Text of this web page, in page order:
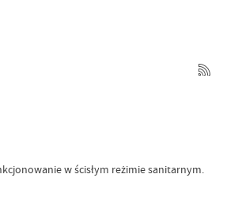
w ścisłym reżimie sanitarnym.